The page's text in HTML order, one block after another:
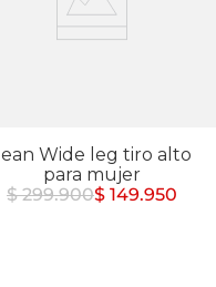
Wide leg tiro alto
para mujer
$ 299.900$ 149.950